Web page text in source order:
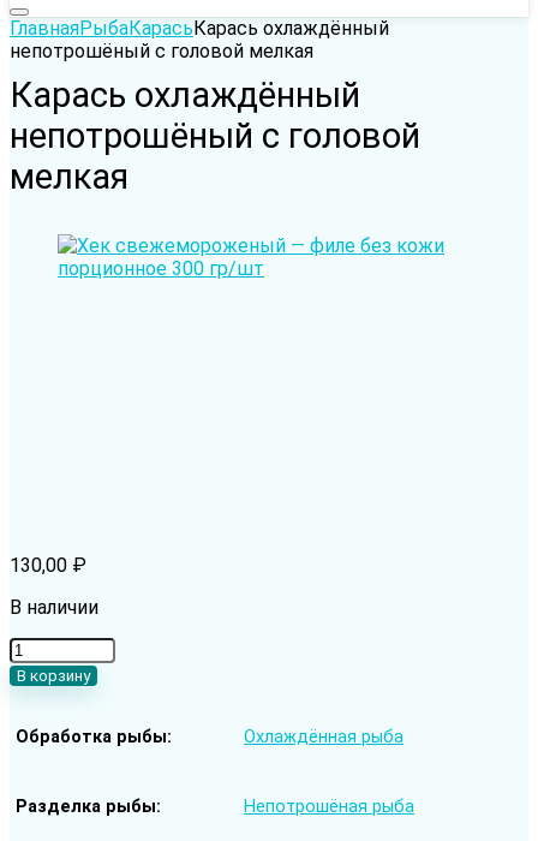
ГлавнаяРыбаКарасьКарась охлаждённый
непотрошёный с головой мелкая
Карась охлаждённый
непотрошёный с головой
мелкая
130,00 ₽
В наличии
Количество
товара
Карась
непотрошёный
мелкая
В корзину
Обработка рыбы Охлаждённая рыба
Разделка рыбы Непотрошёная рыба